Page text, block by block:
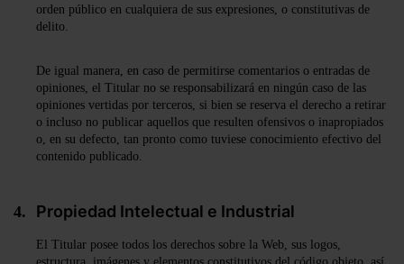
orden público en cualquiera de sus expresiones, o constitutivas de
delito.
De igual manera, en caso de permitirse comentarios o entradas de
opiniones, el Titular no se responsabilizará en ningún caso de las
opiniones vertidas por terceros, si bien se reserva el derecho a retirar
o incluso no publicar aquellos que resulten ofensivos o inapropiados
o, en su defecto, tan pronto como tuviese conocimiento efectivo del
contenido publicado.
Propiedad Intelectual e Industrial
El Titular posee todos los derechos sobre la Web, sus logos,